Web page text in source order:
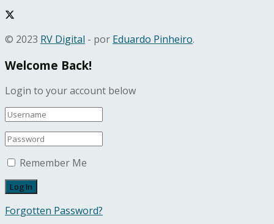
© 2023 RV Digital - por Eduardo Pinheiro.
Welcome Back!
Login to your account below
Remember Me
Forgotten Password?